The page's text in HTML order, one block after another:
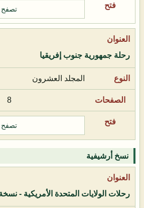
تصفح
رحلة جمهورية جنوب إفريقيا
المجلد العشرون
8
تصفح
نسخ أرشيفية
رحلات الولايات المتحدة الأمريكية -